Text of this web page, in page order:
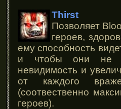
Thirst
Позволяет
героев,
ему способность
и чтобы они не
невидимость и
от каждого
(соотвественно
героев).